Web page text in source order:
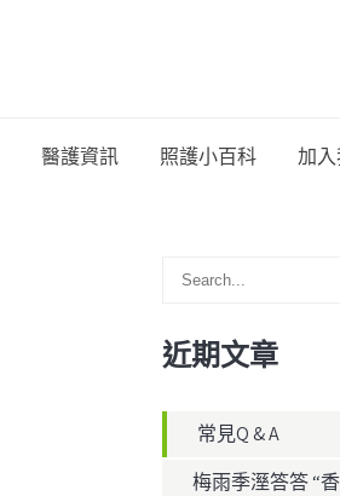
醫護資訊 照護小百科 加
近期文章
常見Q & A
梅雨季溼答答 “